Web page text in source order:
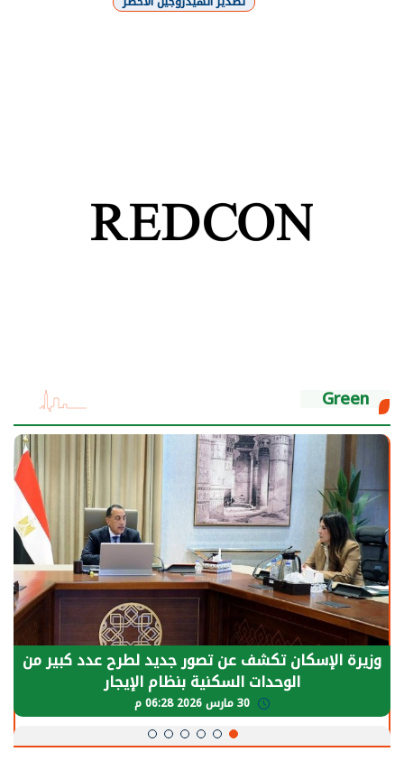
Green
وزيرة الإسكان تكشف عن تصور جديد لطرح عدد كبير من
الوحدات السكنية بنظام الإيجار